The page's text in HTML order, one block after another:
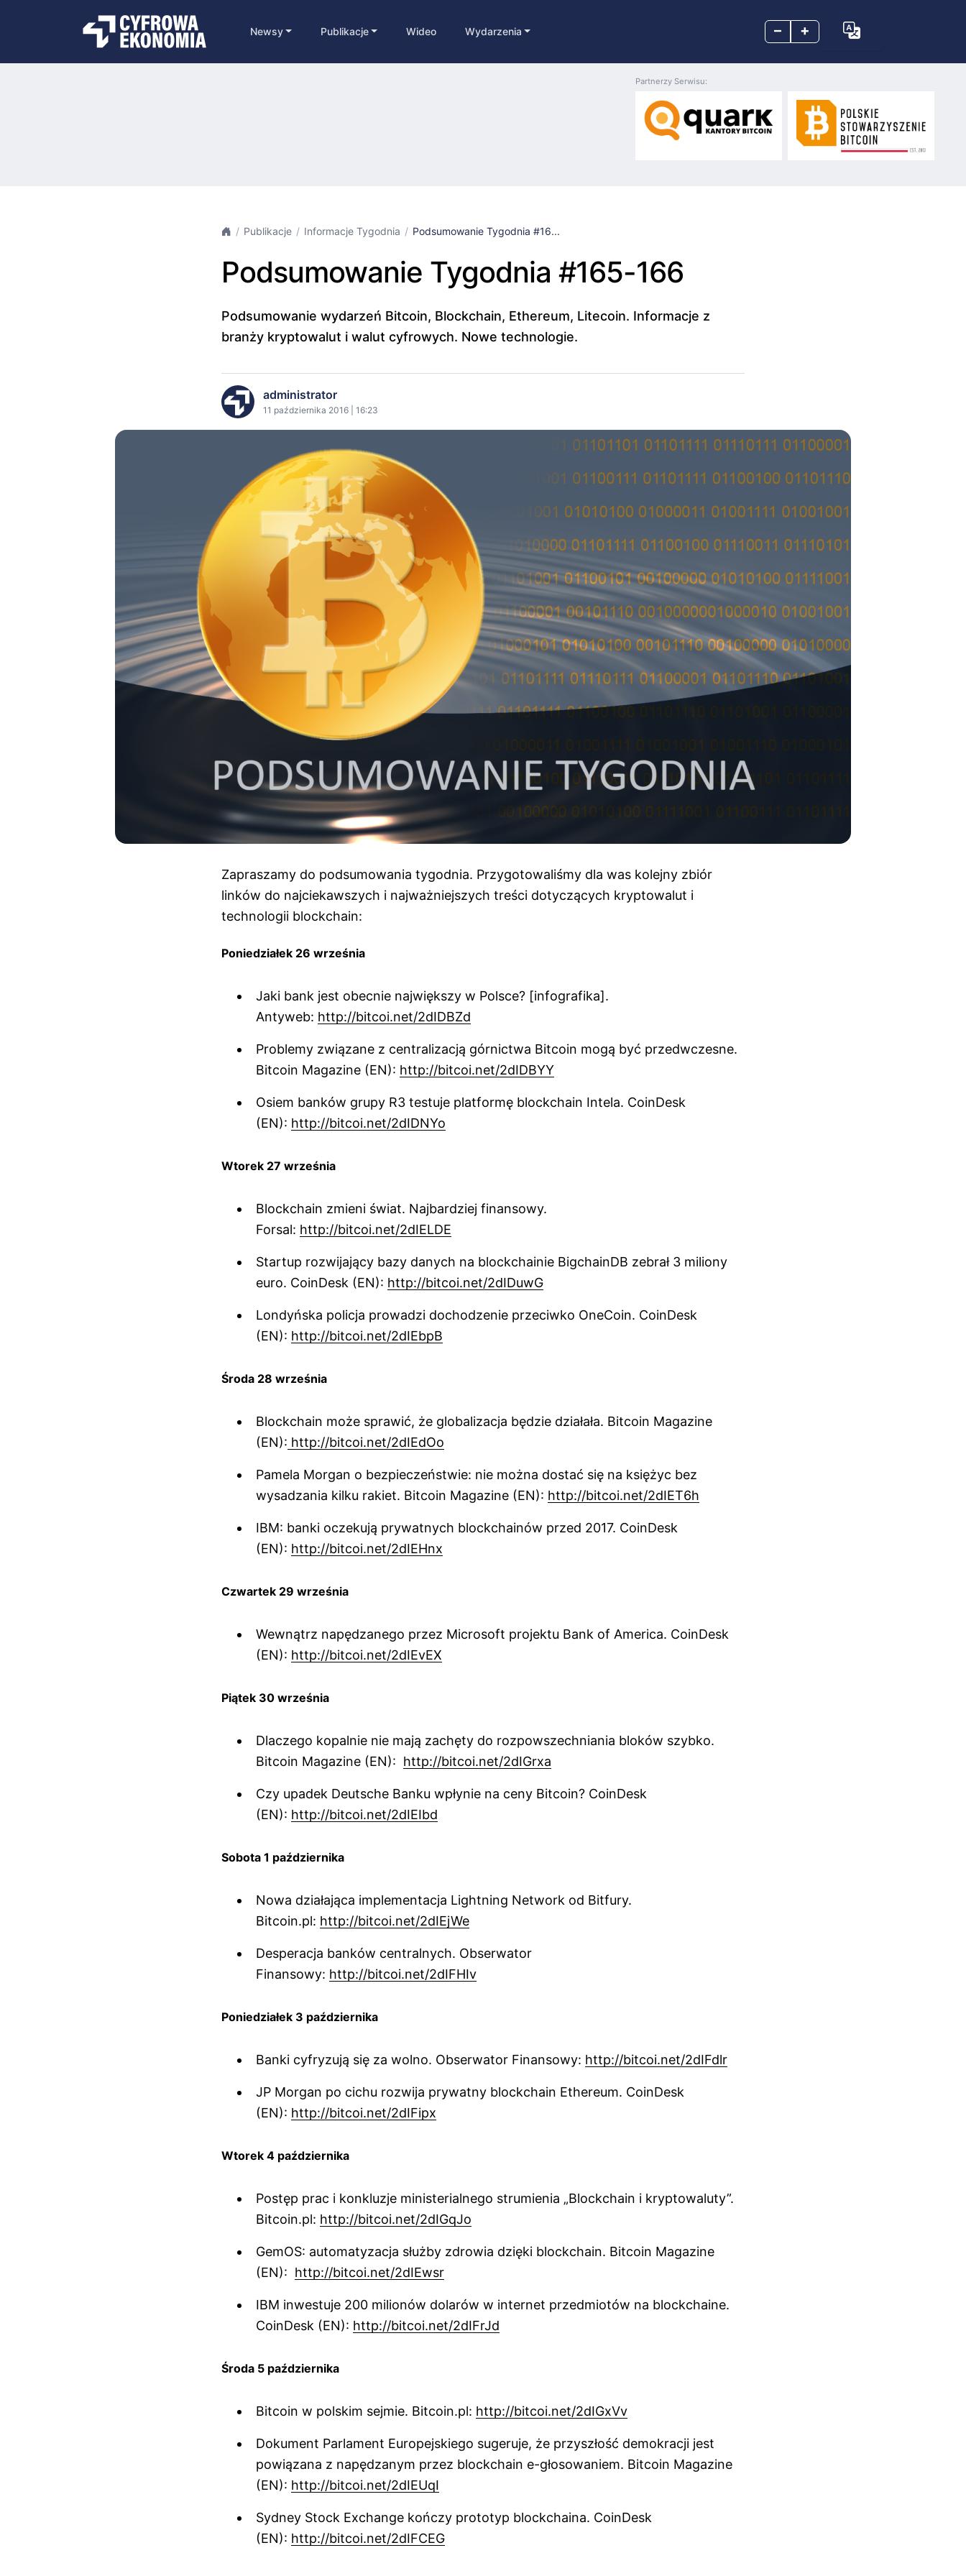
– +
Newsy Publikacje Wideo Wydarzenia
Partnerzy Serwisu:
Publikacje Informacje Tygodnia Podsumowanie Tygodnia #16...
Podsumowanie Tygodnia #165-166
Podsumowanie wydarzeń Bitcoin, Blockchain, Ethereum, Litecoin. Informacje z
branży kryptowalut i walut cyfrowych. Nowe technologie.
administrator
11 października 2016 | 16:23
Zapraszamy do podsumowania tygodnia. Przygotowaliśmy dla was kolejny zbiór
linków do najciekawszych i najważniejszych treści dotyczących kryptowalut i
technologii blockchain:
Poniedziałek 26 września
Jaki bank jest obecnie największy w Polsce? [infografika].
Antyweb: http://bitcoi.net/2dIDBZd
Problemy związane z centralizacją górnictwa Bitcoin mogą być przedwczesne.
Bitcoin Magazine (EN): http://bitcoi.net/2dIDBYY
Osiem banków grupy R3 testuje platformę blockchain Intela. CoinDesk
(EN): http://bitcoi.net/2dIDNYo
Wtorek 27 września
Blockchain zmieni świat. Najbardziej finansowy.
Forsal: http://bitcoi.net/2dIELDE
Startup rozwijający bazy danych na blockchainie BigchainDB zebrał 3 miliony
euro. CoinDesk (EN): http://bitcoi.net/2dIDuwG
Londyńska policja prowadzi dochodzenie przeciwko OneCoin. CoinDesk
(EN): http://bitcoi.net/2dIEbpB
Środa 28 września
Blockchain może sprawić, że globalizacja będzie działała. Bitcoin Magazine
(EN): http://bitcoi.net/2dIEdOo
Pamela Morgan o bezpieczeństwie: nie można dostać się na księżyc bez
wysadzania kilku rakiet. Bitcoin Magazine (EN): http://bitcoi.net/2dIET6h
IBM: banki oczekują prywatnych blockchainów przed 2017. CoinDesk
(EN): http://bitcoi.net/2dIEHnx
Czwartek 29 września
Wewnątrz napędzanego przez Microsoft projektu Bank of America. CoinDesk
(EN): http://bitcoi.net/2dIEvEX
Piątek 30 września
Dlaczego kopalnie nie mają zachęty do rozpowszechniania bloków szybko.
Bitcoin Magazine (EN): http://bitcoi.net/2dIGrxa
Czy upadek Deutsche Banku wpłynie na ceny Bitcoin? CoinDesk
(EN): http://bitcoi.net/2dIEIbd
Sobota 1 października
Nowa działająca implementacja Lightning Network od Bitfury.
Bitcoin.pl: http://bitcoi.net/2dIEjWe
Desperacja banków centralnych. Obserwator
Finansowy: http://bitcoi.net/2dIFHIv
Poniedziałek 3 października
Banki cyfryzują się za wolno. Obserwator Finansowy: http://bitcoi.net/2dIFdlr
JP Morgan po cichu rozwija prywatny blockchain Ethereum. CoinDesk
(EN): http://bitcoi.net/2dIFipx
Wtorek 4 października
Postęp prac i konkluzje ministerialnego strumienia „Blockchain i kryptowaluty”.
Bitcoin.pl: http://bitcoi.net/2dIGqJo
GemOS: automatyzacja służby zdrowia dzięki blockchain. Bitcoin Magazine
(EN): http://bitcoi.net/2dIEwsr
IBM inwestuje 200 milionów dolarów w internet przedmiotów na blockchaine.
CoinDesk (EN): http://bitcoi.net/2dIFrJd
Środa 5 października
Bitcoin w polskim sejmie. Bitcoin.pl: http://bitcoi.net/2dIGxVv
Dokument Parlament Europejskiego sugeruje, że przyszłość demokracji jest
powiązana z napędzanym przez blockchain e-głosowaniem. Bitcoin Magazine
(EN): http://bitcoi.net/2dIEUqI
Sydney Stock Exchange kończy prototyp blockchaina. CoinDesk
(EN): http://bitcoi.net/2dIFCEG